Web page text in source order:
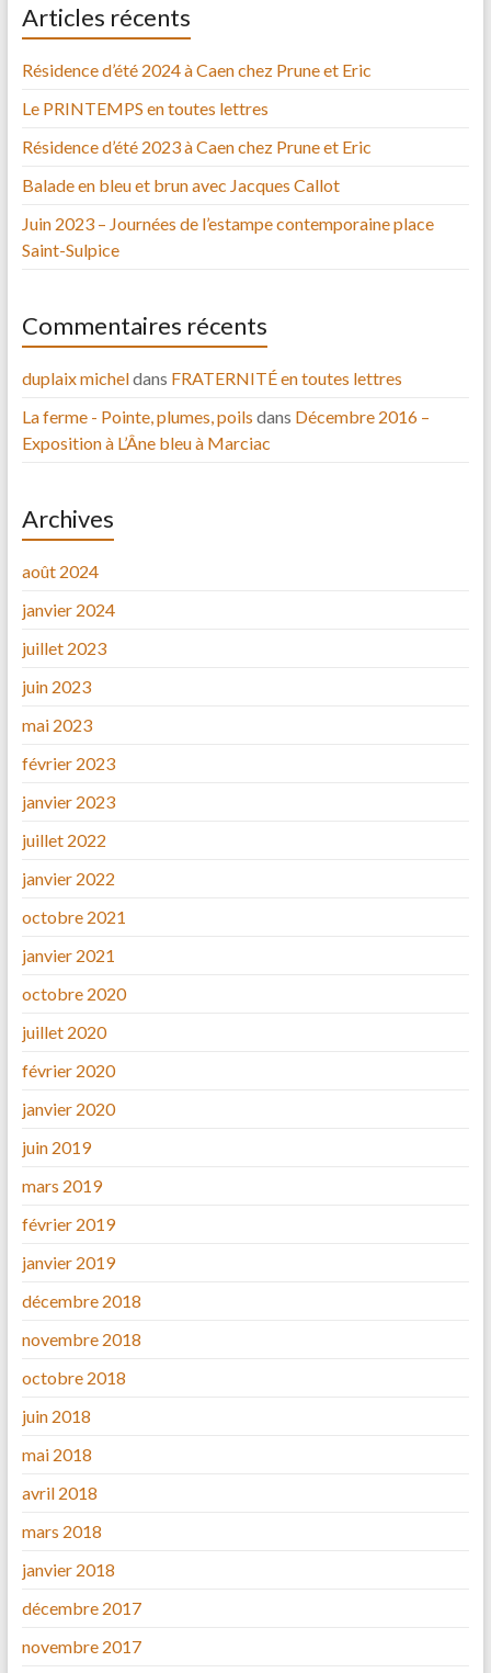
Articles récents
Résidence d’été 2024 à Caen chez Prune et Eric
Le PRINTEMPS en toutes lettres
Résidence d’été 2023 à Caen chez Prune et Eric
Balade en bleu et brun avec Jacques Callot
Juin 2023 – Journées de l’estampe contemporaine place
Saint-Sulpice
Commentaires récents
duplaix micheldans FRATERNITÉ en toutes lettres
La ferme - Pointe, plumes, poils dans Décembre 2016 –
Exposition à L’Âne bleu à Marciac
Archives
août 2024
janvier 2024
juillet 2023
juin 2023
mai 2023
février 2023
janvier 2023
juillet 2022
janvier 2022
octobre 2021
janvier 2021
octobre 2020
juillet 2020
février 2020
janvier 2020
juin 2019
mars 2019
février 2019
janvier 2019
décembre 2018
novembre 2018
octobre 2018
juin 2018
mai 2018
avril 2018
mars 2018
janvier 2018
décembre 2017
novembre 2017